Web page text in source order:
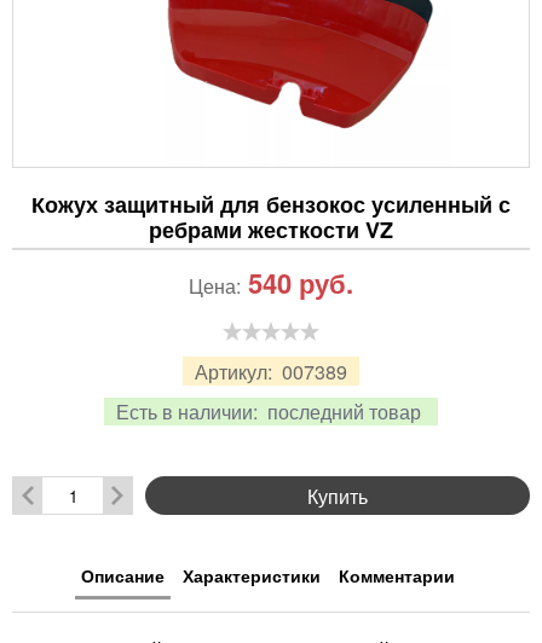
Кожух защитный для бензокос усиленный с
ребрами жесткости VZ
Артикул: 007389
Есть в наличии: последний товар
Цена: 540 руб.
Купить
Описание Характеристики Комментарии